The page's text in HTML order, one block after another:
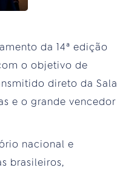
da 14ª edição
o objetivo de
direto da Sala
e o grande vencedor
nacional e
brasileiros,